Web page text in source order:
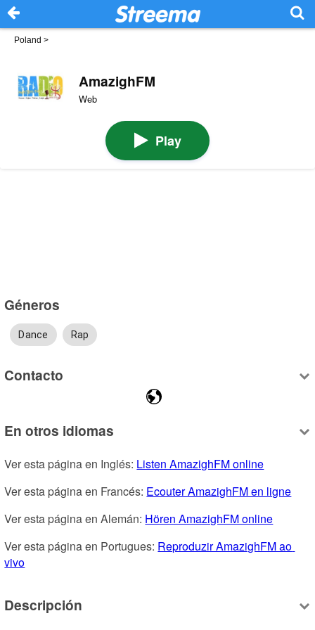
Poland >
AmazighFM
Web
Play
Géneros
Dance Rap
Contacto
En otros idiomas
Ver esta página en Inglés: Listen AmazighFM online
Ver esta página en Francés: Ecouter AmazighFM en ligne
Ver esta página en Alemán: Hören AmazighFM online
Ver esta página en Portugues: Reproduzir AmazighFM ao
vivo
Descripción